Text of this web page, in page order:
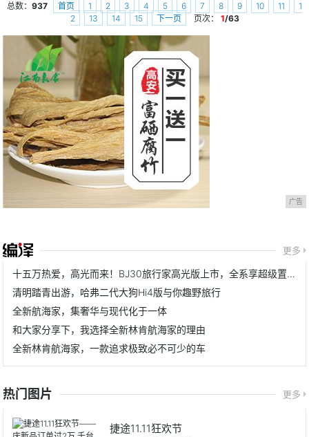
总数： 937 首页 1 2 3 4 5 6 7 8 9 10 11
1
2
13 14 15 下一页 页次： 1/63
广告
更多
十五万热爱，高光而来！BJ30旅行家高光版上市，全系享超级置换3万补贴6.99万起
清明踏青出游，哈弗二代大狗Hi4版与你趣野旅行
全新航海家，集奢华与现代化于一体
和大家分享下，我选择全新林肯航海家的理由
全新林肯航海家，一款追求极致必不可少的车
热门图片 更多
捷途11.11狂欢节